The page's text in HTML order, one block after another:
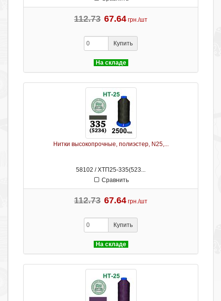
112.73 67.64 грн./шт
Купить
На складе
Нитки высокопрочные, полиэстер, N25,...
58102 / ХТП25-335(523...
Сравнить
112.73 67.64 грн./шт
Купить
На складе